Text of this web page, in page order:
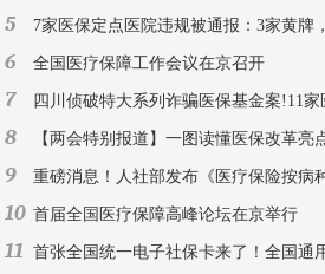
5 7家医保定点医院违规被通报：3家黄牌
6 全国医疗保障工作会议在京召开
7 四川侦破特大系列诈骗医保基金案!11家医
8 【两会特别报道】一图读懂医保改革亮
9 重磅消息！人社部发布《医疗保险按病
10 首届全国医疗保障高峰论坛在京举行
11 首张全国统一电子社保卡来了！全国通